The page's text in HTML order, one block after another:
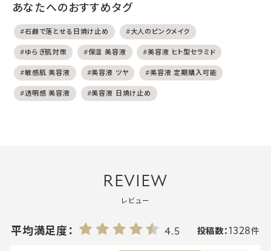
あなたへのおすすめタグ
#石鹸で落とせる日焼け止め #大人のピンクメイク
#ゆらぎ肌対策 #保湿 美容液 #美容液 ヒト型セラミド
#敏感肌 美容液 #美容液 ツヤ #美容液 定期購入可能
#透明感 美容液 #美容液 日焼け止め
REVIEW
レビュー
平均満足度： 4.5 投稿数：1328件